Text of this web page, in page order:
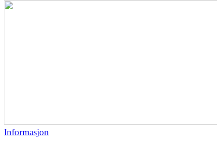
Informasjon